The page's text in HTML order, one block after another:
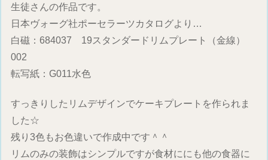
生徒さんの作品です。
日本ヴォーグ社ポーセラーツカタログより…
白磁：684037 19スタンダードリムプレート（金線）
002
転写紙：G011水色
すっきりしたリムデザインでケーキプレートを作られま
した☆
残り3色もお色違いで作成中です＾＾
リムのみの装飾はシンプルですが食材ににも他の食器に